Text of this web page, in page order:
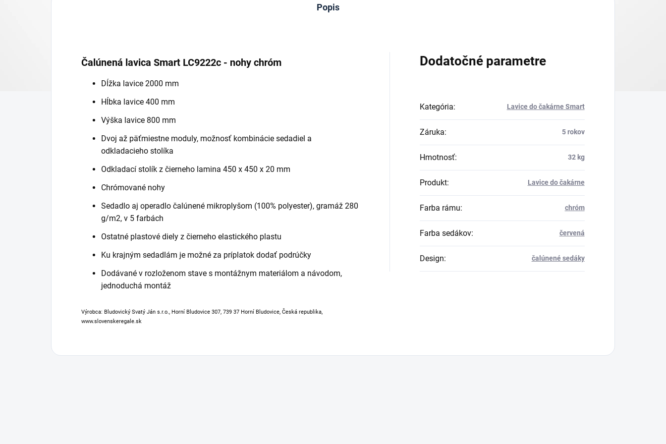
Popis
Čalúnená lavica Smart LC9222c - nohy chróm
Dĺžka lavice 2000 mm
Hĺbka lavice 400 mm
Výška lavice 800 mm
Dvoj až päťmiestne moduly, možnosť kombinácie sedadiel a
odkladacieho stolíka
Odkladací stolík z čierneho lamina 450 x 450 x 20 mm
Chrómované nohy
Sedadlo aj operadlo čalúnené mikroplyšom (100% polyester), gramáž 280
g/m2, v 5 farbách
Ostatné plastové diely z čierneho elastického plastu
Ku krajným sedadlám je možné za príplatok dodať podrúčky
Dodávané v rozloženom stave s montážnym materiálom a návodom,
jednoduchá montáž
Výrobca: Bludovický Svatý Ján s.r.o., Horní Bludovice 307, 739 37 Horní Bludovice, Česká republika,
www.slovenskeregale.sk
Dodatočné parametre
Kategória: Lavice do čakárne Smart
Záruka: 5 rokov
Hmotnosť: 32 kg
Produkt: Lavice do čakárne
Farba rámu: chróm
Farba sedákov: červená
Design: čalúnené sedáky